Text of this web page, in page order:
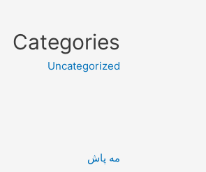
Categories
Uncategorized
مه پاش